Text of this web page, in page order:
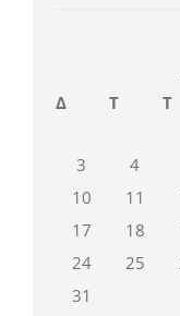
Δ
Τ Τ
3
4
10
11
17
18
24
25
31